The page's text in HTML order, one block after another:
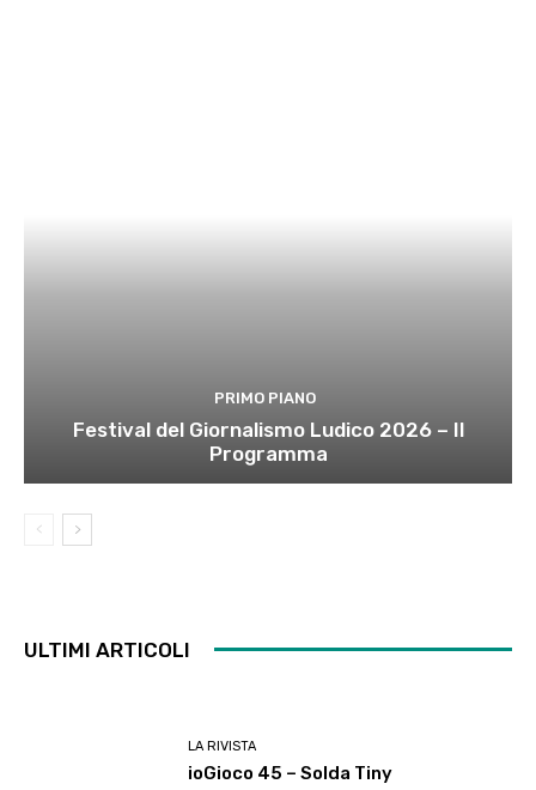
PRIMO PIANO
Festival del Giornalismo Ludico 2026 – Il
Programma
ULTIMI ARTICOLI
LA RIVISTA
ioGioco 45 – Solda Tiny